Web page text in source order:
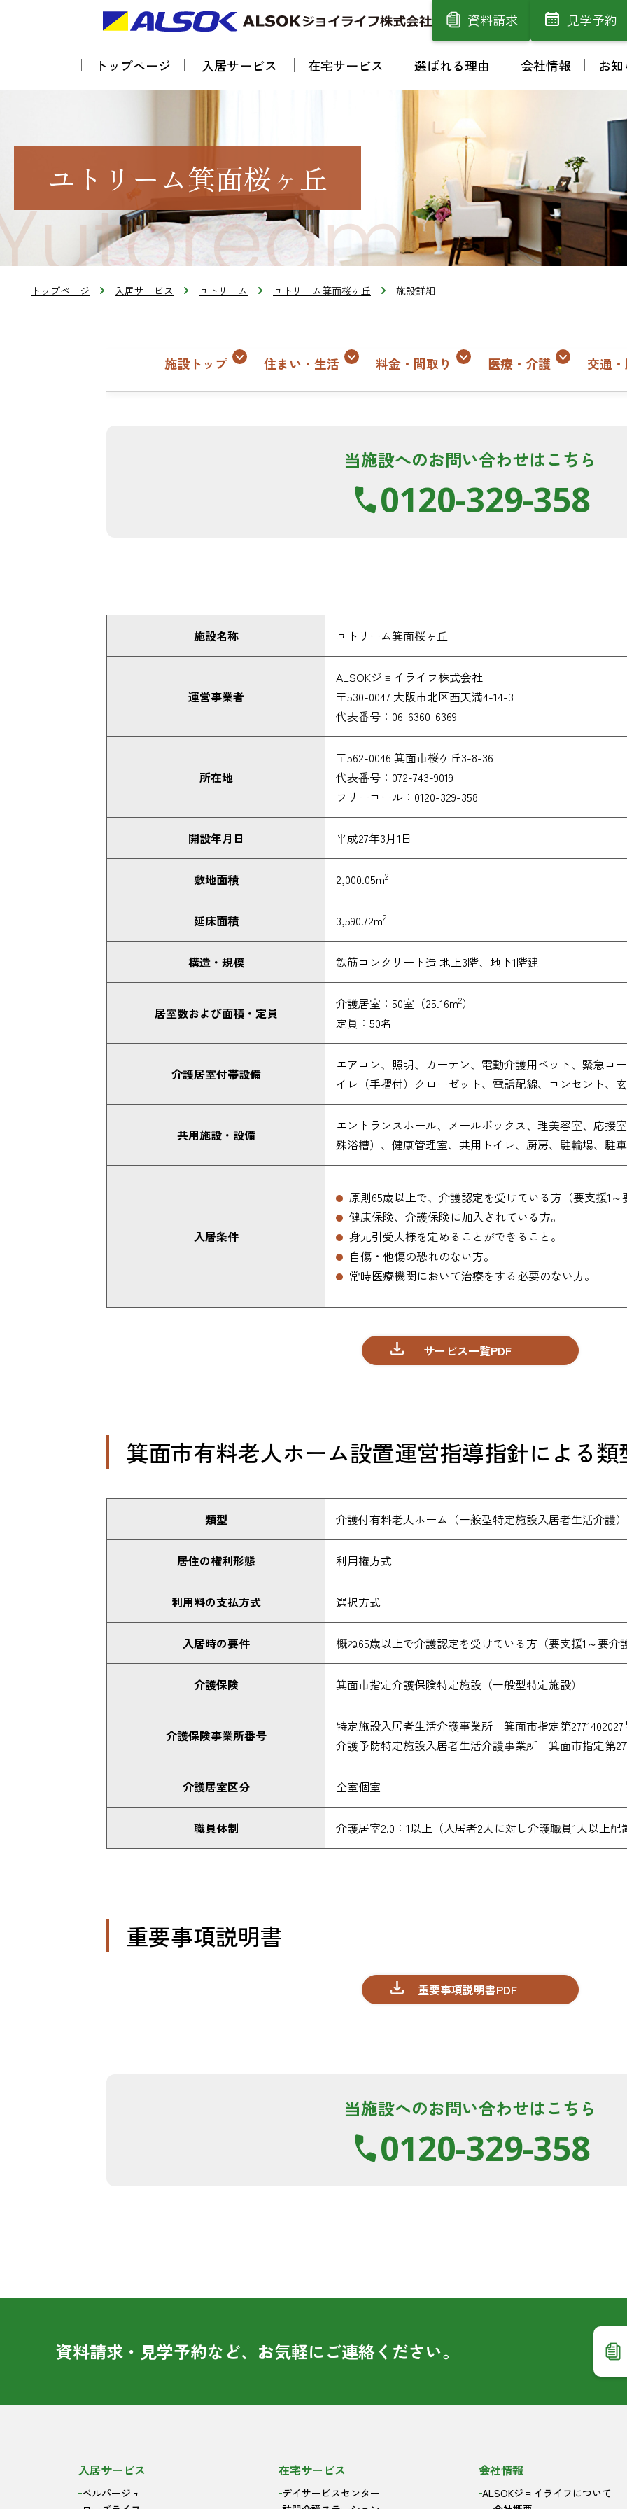
資料請求 見学予約
トップページ 入居サービス 在宅サービス 選ばれる理由 会社情報 お
ユトリーム箕面桜ヶ丘
トップページ 入居サービス ユトリーム ユトリーム箕面桜ヶ丘 施設詳細
施設トップ 住まい・生活 料金・間取り 医療・介護 交通
当施設へのお問い合わせはこちら
0120-329-358
施設名称 ユトリーム箕面桜ヶ丘
運営事業者
ALSOKジョイライフ株式会社
〒530-0047 大阪市北区西天満4-14-3
代表番号：06-6360-6369
所在地
〒562-0046 箕面市桜ケ丘3-8-36
代表番号：072-743-9019
フリーコール：0120-329-358
開設年月日 平成27年3月1日
敷地面積 2,000.05m2
延床面積 3,590.72m2
構造・規模 鉄筋コンクリート造 地上3階、地下1階建
居室数および面積・定員
介護居室：50室（25.16m2）
定員：50名
介護居室付帯設備
エアコン、照明、カーテン、電動介護用ベット、緊急コ
イレ（手摺付）クローゼット、電話配線、コンセント、
共用施設・設備
エントランスホール、メールボックス、理美容室、応接
殊浴槽）、健康管理室、共用トイレ、厨房、駐輪場、駐
入居条件
原則65歳以上で、介護認定を受けている方（要支援1～
健康保険、介護保険に加入されている方。
身元引受人様を定めることができること。
自傷・他傷の恐れのない方。
常時医療機関において治療をする必要のない方。
サービス一覧PDF
箕面市有料老人ホーム設置運営指導指針による
類型 介護付有料老人ホーム（一般型特定施設入居者生活介護）
居住の権利形態 利用権方式
利用料の支払方式 選択方式
入居時の要件 概ね65歳以上で介護認定を受けている方（要支援1～要介護
介護保険 箕面市指定介護保険特定施設（一般型特定施設）
介護保険事業所番号
特定施設入居者生活介護事業所 箕面市指定第2771402027
介護予防特定施設入居者生活介護事業所 箕面市指定第
介護居室区分 全室個室
職員体制 介護居室2.0：1以上（入居者2人に対し介護職員1人以上配
重要事項説明書
重要事項説明書PDF
当施設へのお問い合わせはこちら
0120-329-358
資料請求・見学予約など、お気軽に ご連絡ください。
入居サービス
ベルパージュ
在宅サービス
デイサービスセンター
会社情報
ALSOKジョイライフについて